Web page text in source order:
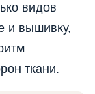
видов
и вышивку,
ткани.